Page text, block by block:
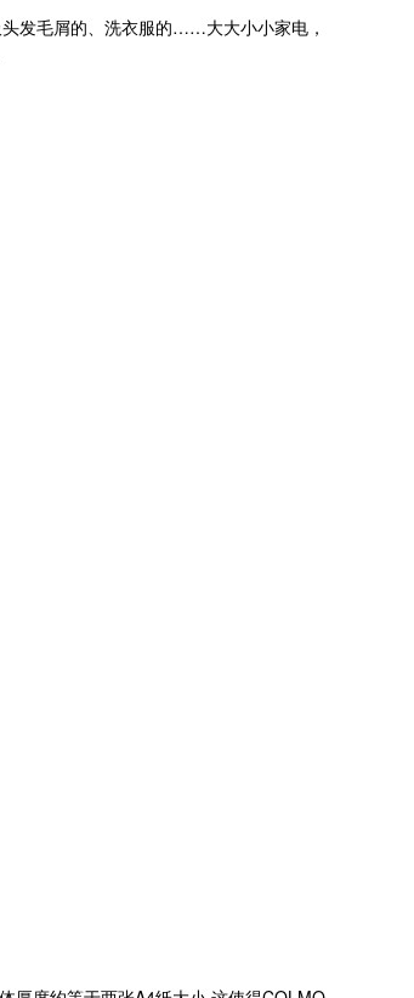
发毛屑的、洗衣服的……大大小小家电，